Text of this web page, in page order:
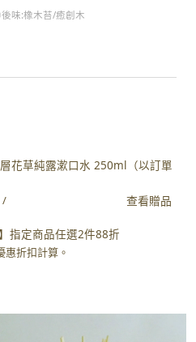
味:橡木苔/癒創木
花草純露漱口水 250ml（以訂單
/
查看贈品
指定商品任選2件88折
惠折扣計算。